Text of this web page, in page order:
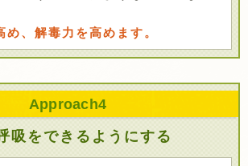
め、解毒力を高めます。
Approach4
吸をできるようにする